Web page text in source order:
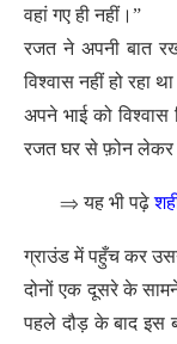
वहां गए ही नहीं।”
रजत ने अपनी बात
विश्वास नहीं हो रहा
अपने भाई को
रजत घर से फ़ोन लेकर
⇒यह भी पढ़े
ग्राउंड में पहुँच कर
दोनों एक दूसरे के
पहले दौड़ के बाद इस